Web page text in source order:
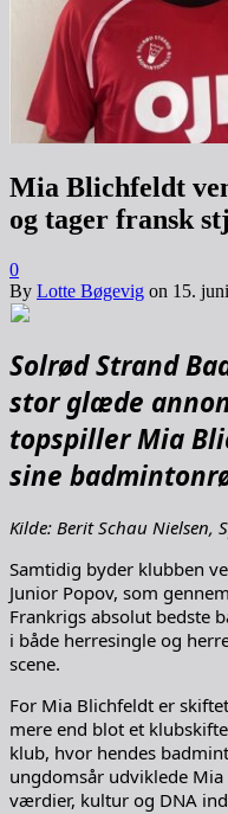
Mia Blichfeldt
og tager fransk
0
By Lotte Bøgevig on 15.
Solrød Strand
stor glæde
topspiller Mia
sine
Kilde: Berit Schau Nielsen,
Samtidig byder klubben
Junior Popov, som
Frankrigs absolut bedste
i både herresingle og
scene.
For Mia Blichfeldt er
mere end blot et
klub, hvor hendes
ungdomsår udviklede
værdier, kultur og DNA